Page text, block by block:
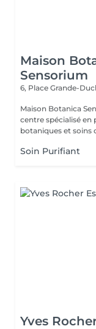
Maison
Sensorium
6, Place Grande-
Maison Botanica Sensorium Maison Botanica
centre spécialisé en
botaniques et soins
Soin Purifiant
Yves